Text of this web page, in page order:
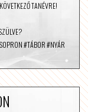
TANÉVRE!
#TÁBOR #NYÁR